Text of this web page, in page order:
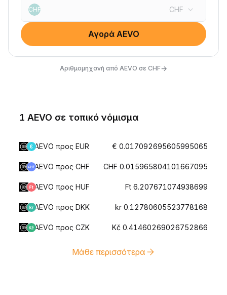
CHF CHF
Αγορά AEVO
Αριθμομηχανή από AEVO σε CHF→
1 AEVO σε τοπικό νόμισμα
AEVO προς EUR € 0.017092695605995065
AEVO προς CHF CHF 0.015965804101667095
AEVO προς HUF Ft 6.207671074938699
AEVO προς DKK kr 0.12780605523778168
AEVO προς CZK Kč 0.41460269026752866
Μάθε περισσότερα